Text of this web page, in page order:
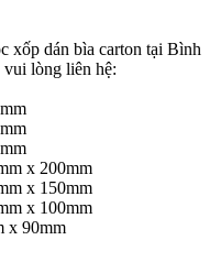
xốp dán bìa carton tại Bình
vui lòng liên hệ:
x 200mm
x 150mm
x 100mm
x 90mm